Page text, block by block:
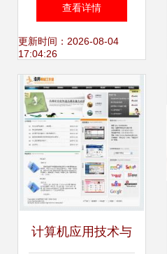
院2023届计算机科
学与技术专业本科
毕业设计终期答辩
顺利落幕
查看详情
更新时间：2026-08-04
17:04:26
计算机应用技术与